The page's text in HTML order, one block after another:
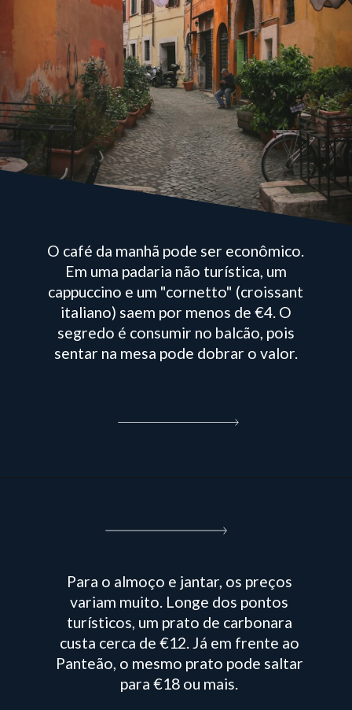
O café da manhã pode ser econômico.
Em uma padaria não turística, um
cappuccino e um "cornetto" (croissant
italiano) saem por menos de €4. O
segredo é consumir no balcão, pois
sentar na mesa pode dobrar o valor.
Para o almoço e jantar, os preços
variam muito. Longe dos pontos
turísticos, um prato de carbonara
custa cerca de €12. Já em frente ao
Panteão, o mesmo prato pode saltar
para €18 ou mais.